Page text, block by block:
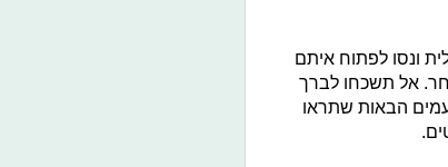
ונסו לפתוח איתם
אל תשכחו לברך
הבאות שתראו